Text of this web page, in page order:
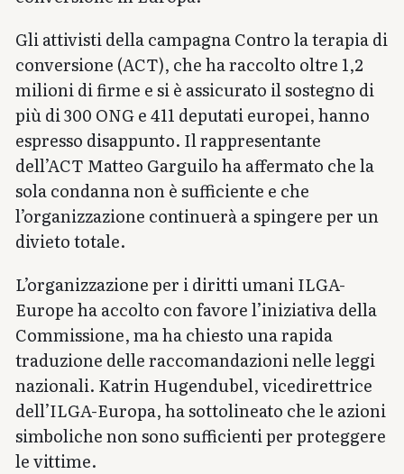
Gli attivisti della campagna Contro la terapia di
conversione (ACT), che ha raccolto oltre 1,2
milioni di firme e si è assicurato il sostegno di
più di 300 ONG e 411 deputati europei, hanno
espresso disappunto. Il rappresentante
dell’ACT Matteo Garguilo ha affermato che la
sola condanna non è sufficiente e che
l’organizzazione continuerà a spingere per un
divieto totale.
L’organizzazione per i diritti umani ILGA-
Europe ha accolto con favore l’iniziativa della
Commissione, ma ha chiesto una rapida
traduzione delle raccomandazioni nelle leggi
nazionali. Katrin Hugendubel, vicedirettrice
dell’ILGA-Europa, ha sottolineato che le azioni
simboliche non sono sufficienti per proteggere
le vittime.